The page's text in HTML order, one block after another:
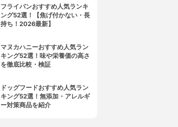
フライパンおすすめ人気ランキ
ング52選！【焦げ付かない・長
持ち！2026最新】
マヌカハニーおすすめ人気ラン
キング52選！味や栄養価の高さ
を徹底比較・検証
ドッグフードおすすめ人気ラン
キング52選！無添加・アレルギ
ー対策商品を紹介